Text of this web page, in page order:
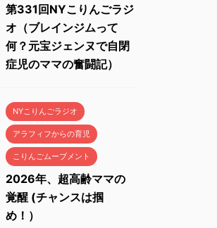
第331回NYこりんごラジ
オ（ブレインジムって
何？元宝ジェンヌで自閉
症児のママの奮闘記）
NYこりんごラジオ
アラフィフからの育児
こりんごムーブメント
2026年、超高齢ママの
覚醒 (チャンスは掴
め！）